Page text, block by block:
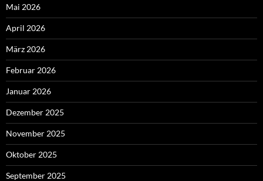
Mai 2026
April 2026
März 2026
Februar 2026
Januar 2026
Dezember 2025
November 2025
Oktober 2025
September 2025